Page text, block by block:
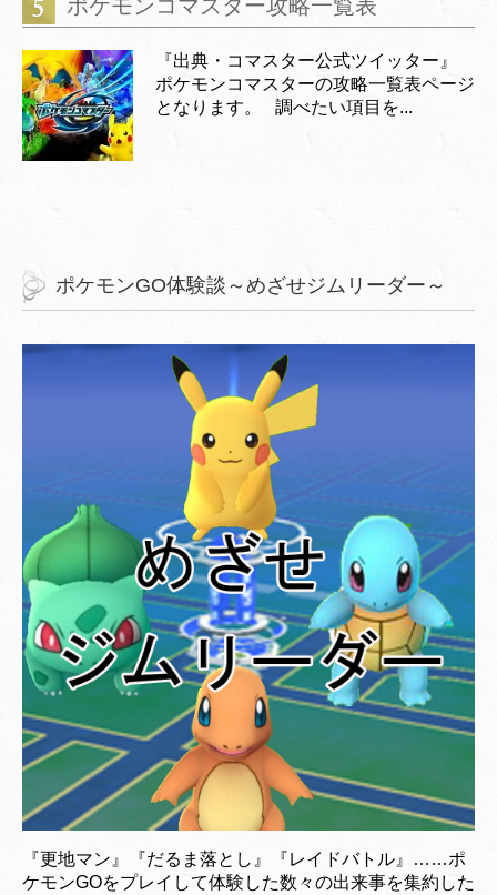
ポケモンコマスター攻略一覧表
『出典・コマスター公式ツイッター』
ポケモンコマスターの攻略一覧表ページ
となります。 調べたい項目を...
ポケモンGO体験談～めざせジムリーダー～
『更地マン』『だるま落とし』『レイドバトル』……ポ
ケモンGOをプレイして体験した数々の出来事を集約した